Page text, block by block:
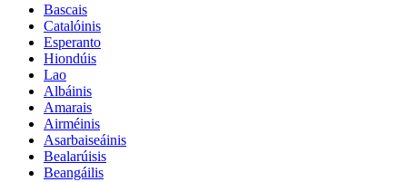
Bascais
Catalóinis
Esperanto
Hiondúis
Lao
Albáinis
Amarais
Airméinis
Asarbaiseáinis
Bealarúisis
Beangáilis